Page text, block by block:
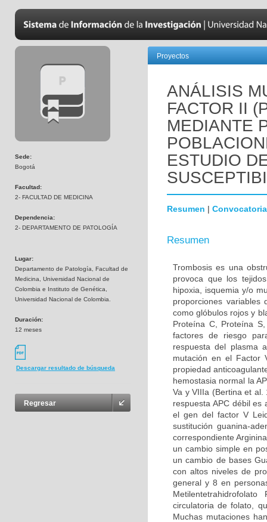
Sede:
Bogotá
Facultad:
2- FACULTAD DE MEDICINA
Dependencia:
2- DEPARTAMENTO DE PATOLOGÍA
Lugar:
Departamento de Patología, Facultad de
Medicina, Universidad Nacional de
Colombia e Instituto de Genética,
Universidad Nacional de Colombia.
Duración:
12 meses
Descargar resultado de búsqueda
Regresar
Proyectos
ANÁLISIS
FACTOR II
MEDIANTE
ESTUDIO
Resumen | Convocatoria
Resumen
Trombosis es una
provoca que los
hipoxia, isquemia y/o
proporciones variables
como glóbulos rojos y
Proteína C, Proteína
factores de riesgo
respuesta del plasma
mutación en el Factor
propiedad
hemostasia normal la
Va y VIIIa (Bertina et
respuesta APC débil es
el gen del factor V
sustitución guanina-
correspondiente
un cambio simple en
un cambio de bases
con altos niveles de
general y 8 en
circulatoria de folato,
Muchas mutaciones